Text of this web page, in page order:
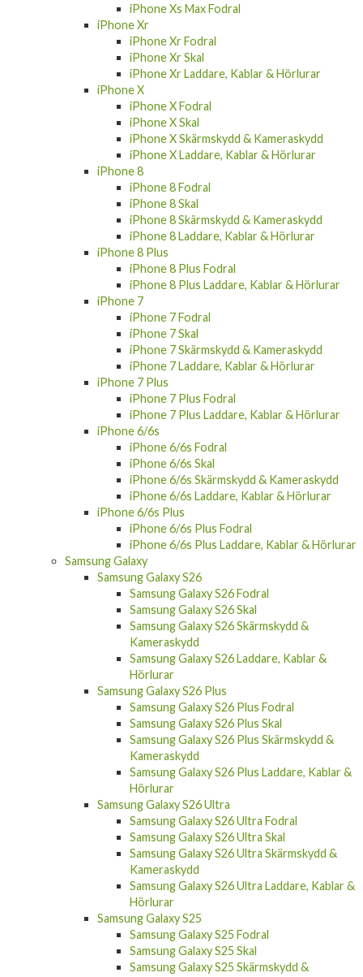
iPhone Xs Max Fodral
iPhone Xr
iPhone Xr Fodral
iPhone Xr Skal
iPhone Xr Laddare, Kablar & Hörlurar
iPhone X
iPhone X Fodral
iPhone X Skal
iPhone X Skärmskydd & Kameraskydd
iPhone X Laddare, Kablar & Hörlurar
iPhone 8
iPhone 8 Fodral
iPhone 8 Skal
iPhone 8 Skärmskydd & Kameraskydd
iPhone 8 Laddare, Kablar & Hörlurar
iPhone 8 Plus
iPhone 8 Plus Fodral
iPhone 8 Plus Laddare, Kablar & Hörlurar
iPhone 7
iPhone 7 Fodral
iPhone 7 Skal
iPhone 7 Skärmskydd & Kameraskydd
iPhone 7 Laddare, Kablar & Hörlurar
iPhone 7 Plus
iPhone 7 Plus Fodral
iPhone 7 Plus Laddare, Kablar & Hörlurar
iPhone 6/6s
iPhone 6/6s Fodral
iPhone 6/6s Skal
iPhone 6/6s Skärmskydd & Kameraskydd
iPhone 6/6s Laddare, Kablar & Hörlurar
iPhone 6/6s Plus
iPhone 6/6s Plus Fodral
iPhone 6/6s Plus Laddare, Kablar & Hörlurar
Samsung Galaxy
Samsung Galaxy S26
Samsung Galaxy S26 Fodral
Samsung Galaxy S26 Skal
Samsung Galaxy S26 Skärmskydd &
Kameraskydd
Samsung Galaxy S26 Laddare, Kablar &
Hörlurar
Samsung Galaxy S26 Plus
Samsung Galaxy S26 Plus Fodral
Samsung Galaxy S26 Plus Skal
Samsung Galaxy S26 Plus Skärmskydd &
Kameraskydd
Samsung Galaxy S26 Plus Laddare, Kablar &
Hörlurar
Samsung Galaxy S26 Ultra
Samsung Galaxy S26 Ultra Fodral
Samsung Galaxy S26 Ultra Skal
Samsung Galaxy S26 Ultra Skärmskydd &
Kameraskydd
Samsung Galaxy S26 Ultra Laddare, Kablar &
Hörlurar
Samsung Galaxy S25
Samsung Galaxy S25 Fodral
Samsung Galaxy S25 Skal
Samsung Galaxy S25 Skärmskydd &